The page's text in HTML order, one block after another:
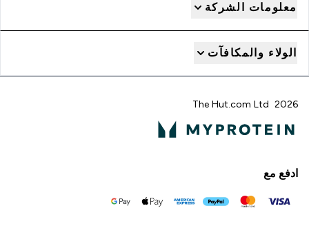
معلومات الشركة
الولاء والمكافآت
2026 The Hut.com Ltd
ادفع مع